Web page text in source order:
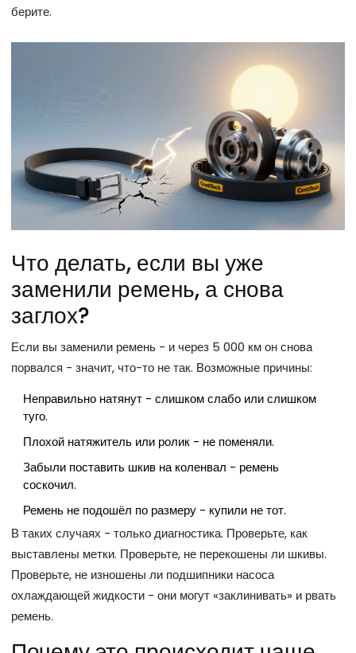
берите.
Что делать, если вы уже
заменили ремень, а снова
заглох?
Если вы заменили ремень - и через 5 000 км он снова
порвался - значит, что-то не так. Возможные причины:
Неправильно натянут - слишком слабо или слишком
туго.
Плохой натяжитель или ролик - не поменяли.
Забыли поставить шкив на коленвал - ремень
соскочил.
Ремень не подошёл по размеру - купили не тот.
В таких случаях - только диагностика. Проверьте, как
выставлены метки. Проверьте, не перекошены ли шкивы.
Проверьте, не изношены ли подшипники насоса
охлаждающей жидкости - они могут «заклинивать» и рвать
ремень.